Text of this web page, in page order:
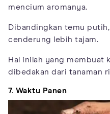
mencium aromanya.
Dibandingkan temu
cenderung lebih tajam.
Hal inilah yang membuat
dibedakan dari tanaman
7. Waktu Panen